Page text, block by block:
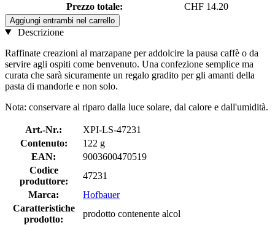
Prezzo totale:
CHF 14.20
Aggiungi entrambi nel carrello
Descrizione
Raffinate creazioni al marzapane per addolcire la pausa caffè o da
servire agli ospiti come benvenuto. Una confezione semplice ma
curata che sarà sicuramente un regalo gradito per gli amanti della
pasta di mandorle e non solo.
Nota: conservare al riparo dalla luce solare, dal calore e dall'umidità.
Art.-Nr.:
XPI-LS-47231
Contenuto:
122 g
EAN:
9003600470519
Codice
produttore:
47231
Marca:
Hofbauer
Caratteristiche
prodotto:
prodotto contenente alcol